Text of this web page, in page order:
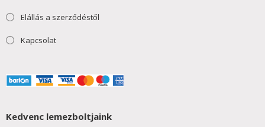
Elállás a szerződéstől
Kapcsolat
Kedvenc lemezboltjaink